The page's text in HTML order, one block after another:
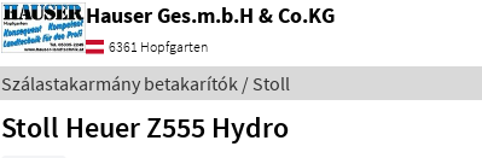
Hauser Ges.m.b.H & Co.KG
6361 Hopfgarten
Szálastakarmány betakarítók / Stoll
Stoll Heuer Z555 Hydro